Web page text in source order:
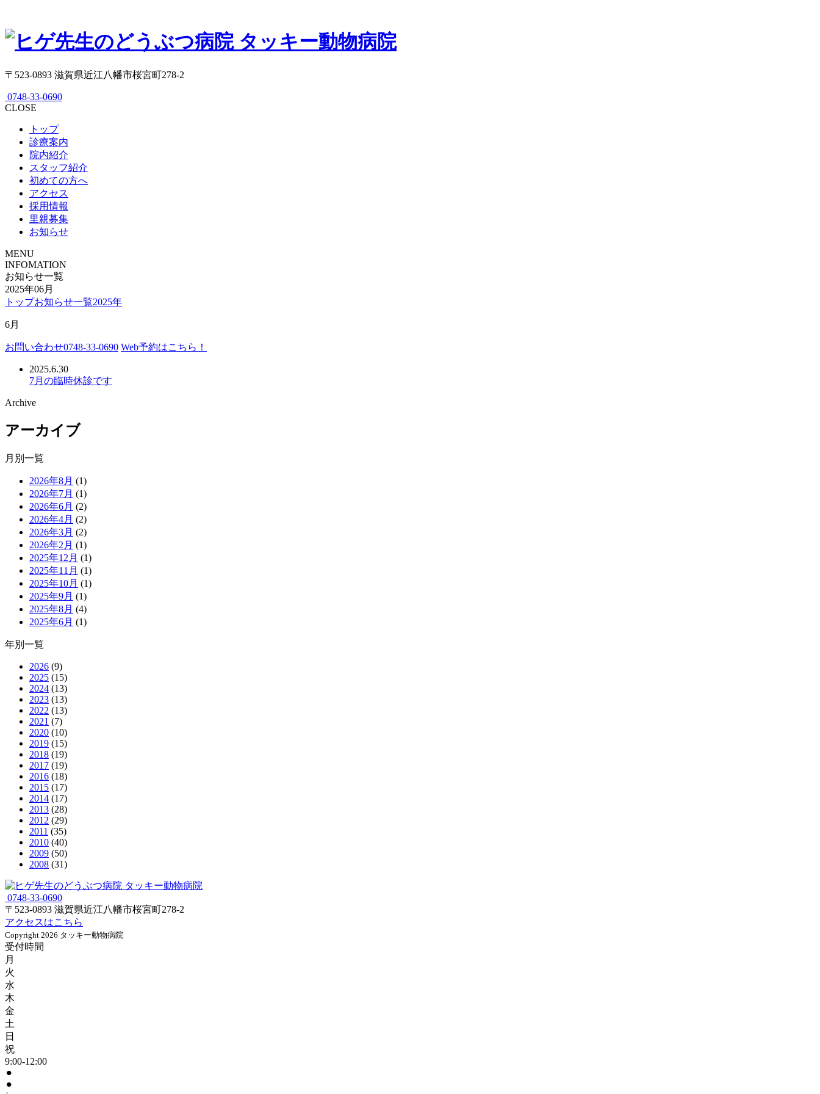
〒523-0893 滋賀県近江八幡市桜宮町278-2
0748-33-0690
CLOSE
トップ
診療案内
院内紹介
スタッフ紹介
初めての方へ
アクセス
採用情報
里親募集
お知らせ
MENU
INFOMATION
お知らせ一覧
2025年06月
トップお知らせ一覧2025年
6月
お問い合わせ0748-33-0690 Web予約はこちら！
2025.6.30
7月の臨時休診です
Archive
アーカイブ
月別一覧
2026年8月 (1)
2026年7月 (1)
2026年6月 (2)
2026年4月 (2)
2026年3月 (2)
2026年2月 (1)
2025年12月 (1)
2025年11月 (1)
2025年10月 (1)
2025年9月 (1)
2025年8月 (4)
2025年6月 (1)
年別一覧
2026 (9)
2025 (15)
2024 (13)
2023 (13)
2022 (13)
2021 (7)
2020 (10)
2019 (15)
2018 (19)
2017 (19)
2016 (18)
2015 (17)
2014 (17)
2013 (28)
2012 (29)
2011 (35)
2010 (40)
2009 (50)
2008 (31)
0748-33-0690
〒523-0893 滋賀県近江八幡市桜宮町278-2
アクセスはこちら
Copyright 2026 タッキー動物病院
受付時間
月
火
水
木
金
土
日
祝
9:00-12:00
⚫︎
⚫︎